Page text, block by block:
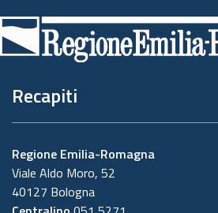
di
pagina
Recapiti
Regione Emilia-Romagna
Viale Aldo Moro, 52
40127 Bologna